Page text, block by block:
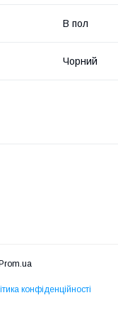
В пол
Чорний
конфіденційності